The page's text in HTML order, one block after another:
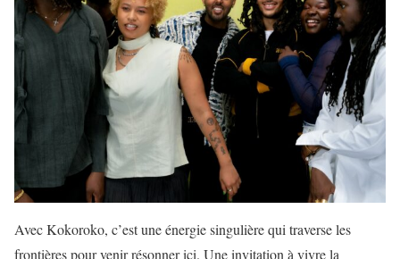
Avec Kokoroko, c’est une énergie singulière qui traverse les
frontières pour venir résonner ici. Une invitation à vivre la